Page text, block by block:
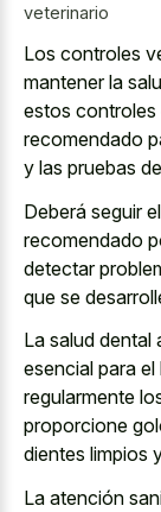
veterinario
Los controles
mantener la
estos controles
recomendado
y las pruebas
Deberá seguir
recomendado
detectar
que se
La salud dental
esencial para
regularmente
proporcione
dientes limpios
La atención